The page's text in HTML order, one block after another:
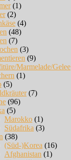
(1)
(2)
(4)
(48)
(7)
(3)
(9)
Marmelade/Gelee
(1)
(5)
(7)
(96)
(5)
Marokko (1)
Südafrika (3)
(38)
(Süd-)Korea (16)
Afghanistan (1)